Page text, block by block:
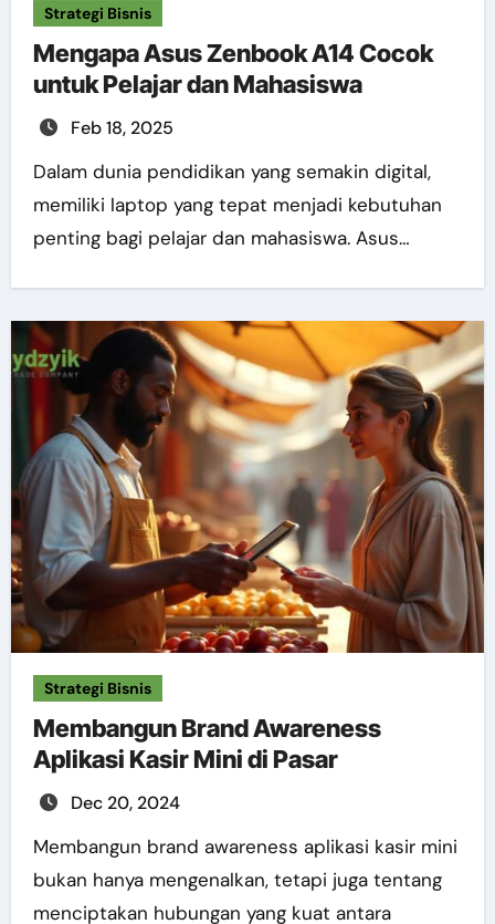
Strategi Bisnis
Mengapa Asus Zenbook A14 Cocok
untuk Pelajar dan Mahasiswa
Feb 18, 2025
Dalam dunia pendidikan yang semakin digital,
memiliki laptop yang tepat menjadi kebutuhan
penting bagi pelajar dan mahasiswa. Asus…
Strategi Bisnis
Membangun Brand Awareness
Aplikasi Kasir Mini di Pasar
Dec 20, 2024
Membangun brand awareness aplikasi kasir mini
bukan hanya mengenalkan, tetapi juga tentang
menciptakan hubungan yang kuat antara